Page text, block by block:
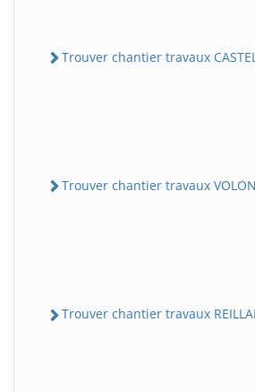
Trouver chantier travaux
Trouver chantier travaux
Trouver chantier travaux